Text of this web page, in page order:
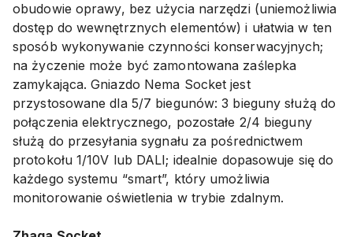
obudowie oprawy, bez użycia narzędzi (uniemożliwia
dostęp do wewnętrznych elementów) i ułatwia w ten
sposób wykonywanie czynności konserwacyjnych;
na życzenie może być zamontowana zaślepka
zamykająca. Gniazdo Nema Socket jest
przystosowane dla 5/7 biegunów: 3 bieguny służą do
połączenia elektrycznego, pozostałe 2/4 bieguny
służą do przesyłania sygnału za pośrednictwem
protokołu 1/10V lub DALI; idealnie dopasowuje się do
każdego systemu “smart”, który umożliwia
monitorowanie oświetlenia w trybie zdalnym.